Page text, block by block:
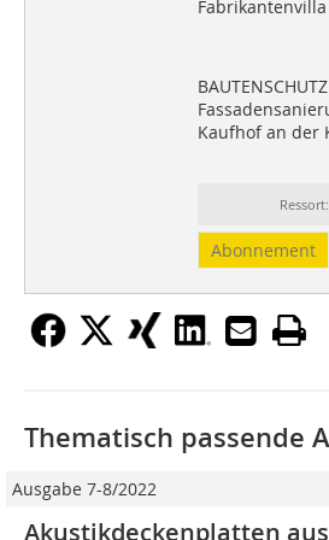
BAUTENSCHUTZ
Kaufhof an der
Abonnement
Thematisch passende
Ausgabe 7-8/2022
Akustikdeckenplatten